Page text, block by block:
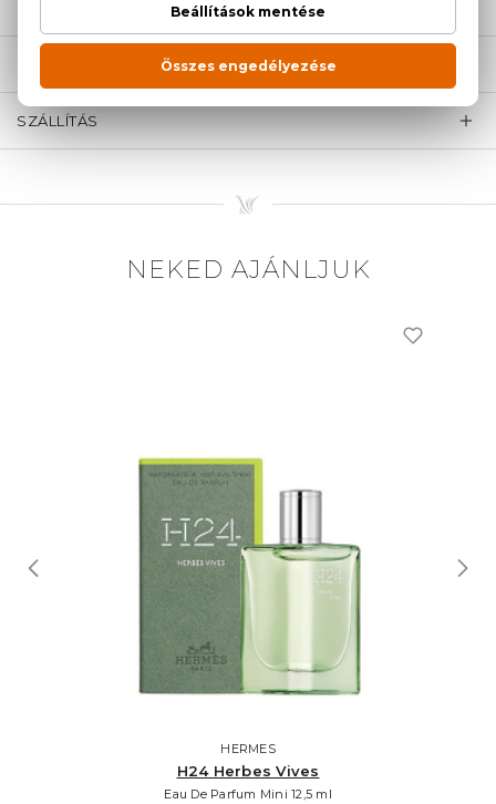
SZÁLLÍTÁS
NEKED AJÁNLJUK
HERMES
H24 Herbes Vives
Eau De Parfum Mini 12,5 ml